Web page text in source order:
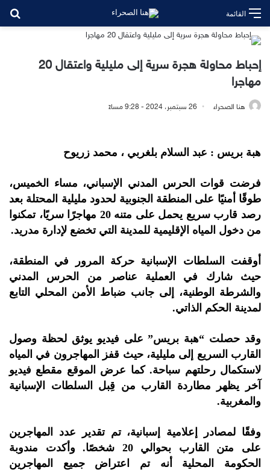
القائمة
إحباط محاولة هجرة سرية إلى مليلية واعتقال 20
مهاجرا
هنا الصحراء 26 سبتمبر، 2024 - 9:28 مساءً
هبة بريس : عبد السلام بلغربي ، محمد زريوح
فرضت قوات الحرس المدني الإسباني، مساء الخميس،
طوقًا أمنيًا على المنطقة الجنوبية لحدود مليلية المحتلة بعد
رصد قارب سريع يحمل على متنه 20 مهاجرًا سريًا، تمكنوا
من دخول المياه الإقليمية للمدينة التي تخضع لإدارة مدريد.
أوقفت السلطات الإسبانية حركة المرور في المنطقة،
حيث شارك في العملية عناصر من الحرس المدني
والشرطة الوطنية، إلى جانب ضباط الأمن المحلي التابع
لمدينة الحكم الذاتي.
وقد حصلت “هبة بريس” على فيديو يوثق لحظة وصول
القارب السريع إلى مليلية، حيث قفز المهاجرون في المياه
لاستكمال رحلتهم سباحة. كما عرض الموقع مقطع فيديو
آخر يظهر مطاردة القارب من قِبل السلطات الإسبانية
والمغربية.
وفقًا لمصادر إعلامية إسبانية، تم تقدير عدد المهاجرين
على متن القارب بحوالي 20 شخصًا. وأكدت مندوبة
الحكومة المحلية أنه تم اعتراض جميع المهاجرين